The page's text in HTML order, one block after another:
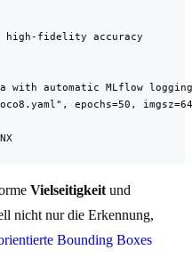
high-fidelity accuracy
with automatic MLflow logging
epochs=50,
Vielseitigkeit und
nicht nur die Erkennung,
Bounding Boxes